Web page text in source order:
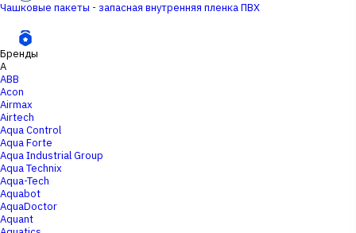
Чашковые пакеты - запасная внутренняя пленка ПВХ
Бренды
A
ABB
Acon
Airmax
Airtech
Aqua Control
Aqua Forte
Aqua Industrial Group
Aqua Technix
Aqua-Tech
Aquabot
AquaDoctor
Aquant